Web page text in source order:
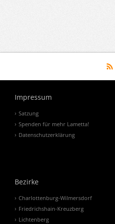
Impressum
Satzung
Spenden für mehr Lametta!
Datenschutzerklärung
Bezirke
Charlottenburg-Wilmersdorf
Friedrichshain-Kreuzberg
Lichtenberg